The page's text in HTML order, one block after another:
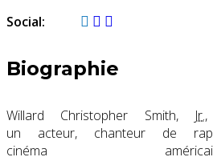
Social:
Biographie
Willard Christopher Smith, Jr.
un acteur, chanteur de
cinéma